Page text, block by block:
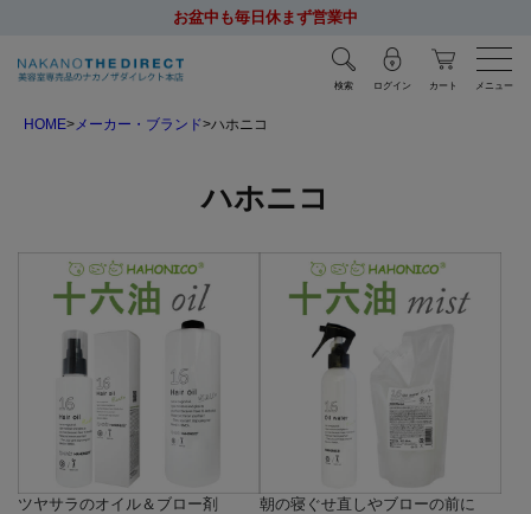
お盆中も毎日休まず営業中
検索 ログイン カート メニュー
HOME メーカー・ブランド ハホニコ
ハホニコ
ツヤサラのオイル＆ブロー剤 朝の寝ぐせ直しやブローの前に